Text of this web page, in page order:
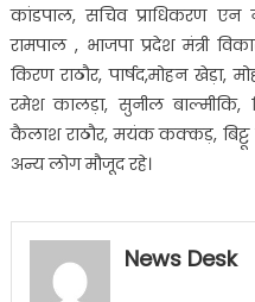
कांडपाल, सचिव प्राधिकरण एन
रामपाल , भाजपा प्रदेश मंत्री
किरण राठौर, पार्षद,मोहन
रमेश कालड़ा, सुनील बाल्मीकि,
कैलाश राठौर, मयंक कक्कड़, बिट्टू
अन्य लोग मौजूद रहे।
News Desk